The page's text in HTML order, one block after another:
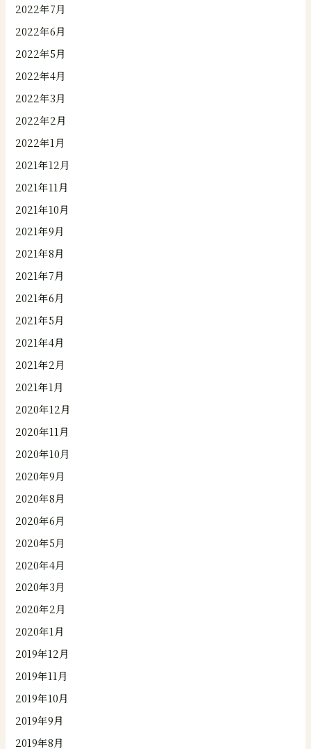
2022年7月
2022年6月
2022年5月
2022年4月
2022年3月
2022年2月
2022年1月
2021年12月
2021年11月
2021年10月
2021年9月
2021年8月
2021年7月
2021年6月
2021年5月
2021年4月
2021年2月
2021年1月
2020年12月
2020年11月
2020年10月
2020年9月
2020年8月
2020年6月
2020年5月
2020年4月
2020年3月
2020年2月
2020年1月
2019年12月
2019年11月
2019年10月
2019年9月
2019年8月